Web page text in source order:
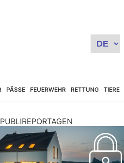
PÄSSE FEUERWEHR RETTUNG TIERE
PUBLIREPORTAGEN